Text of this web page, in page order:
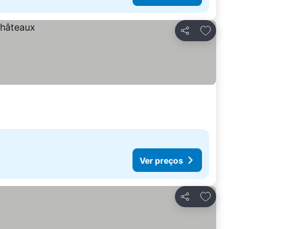
Partilhar
Adicionar aos favoritos
Ver preços
Partilhar
Adicionar aos favoritos